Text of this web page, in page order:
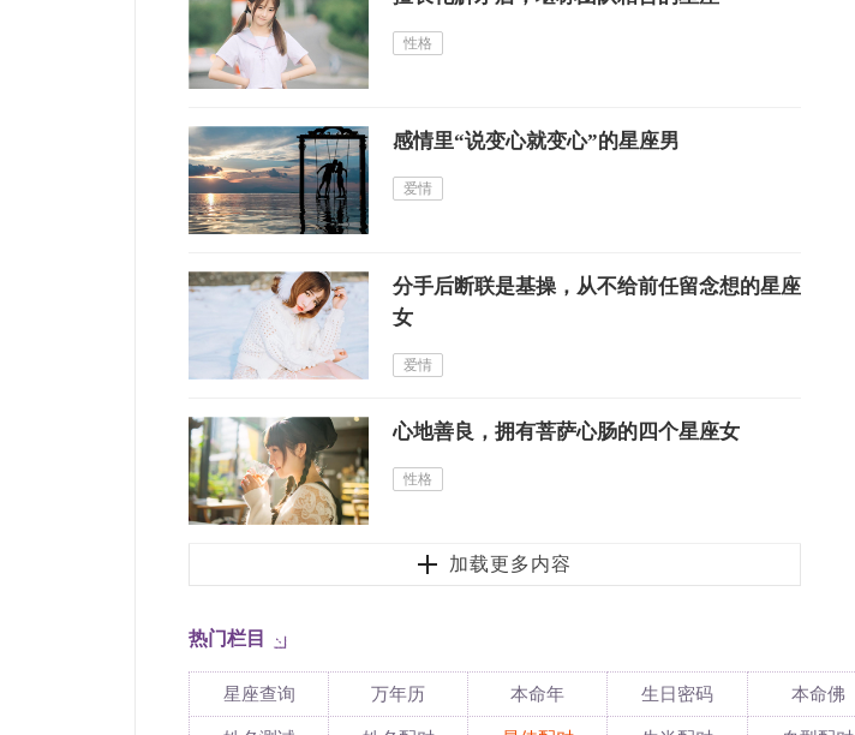
性格
感情里“说变心就变心”的星座男
爱情
分手后断联是基操，从不给前任留念想的星座
女
爱情
心地善良，拥有菩萨心肠的四个星座女
性格
加载更多内容
热门栏目
星座查询 万年历 本命年 生日密码 本命佛